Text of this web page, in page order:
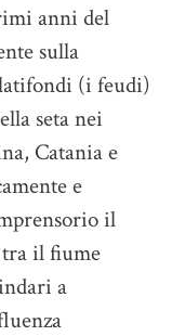
anni del
sulla
(i feudi)
seta nei
Catania e
e
il
tra il fiume
a